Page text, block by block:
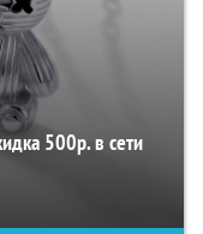
500р. в сети